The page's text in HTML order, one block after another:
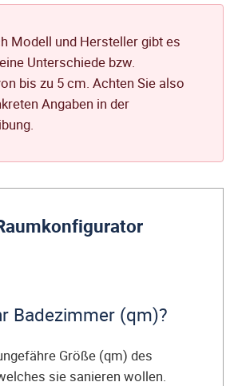
Modell und Hersteller gibt es
Unterschiede bzw.
bis zu 5 cm. Achten Sie also
Angaben in der
Badezimmer (qm)?
Größe (qm) des
sie sanieren wollen.